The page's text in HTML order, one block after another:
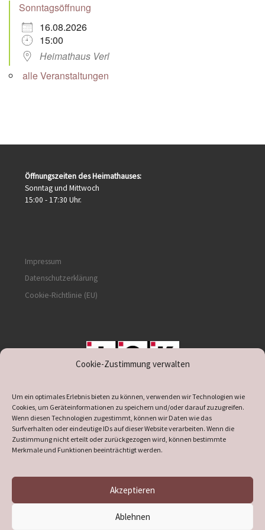
Cookie-Zustimmung verwalten
Um ein optimales Erlebnis bieten zu können, verwenden wir Technologien wie
Cookies, um Geräteinformationen zu speichern und/oder darauf zuzugreifen.
Wenn diesen Technologien zugestimmt, können wir Daten wie das
Surfverhalten oder eindeutige IDs auf dieser Website verarbeiten. Wenn die
Zustimmung nicht erteilt oder zurückgezogen wird, können bestimmte
Merkmale und Funktionen beeinträchtigt werden.
Akzeptieren
Ablehnen
Sonntagsöffnung
16.08.2026
15:00
Heimathaus Verl
alle Veranstaltungen
Öffnungszeiten des Heimathauses:
Sonntag und Mittwoch
15:00 - 17:30 Uhr.
Impressum
Datenschutzerklärung
Cookie-Richtlinie (EU)
supported by DÖ
Heimatverein Verl– Alle Rechte vorbehalten